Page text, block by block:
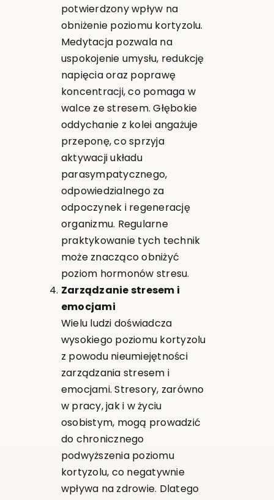
potwierdzony wpływ na
obniżenie poziomu kortyzolu.
Medytacja pozwala na
uspokojenie umysłu, redukcję
napięcia oraz poprawę
koncentracji, co pomaga w
walce ze stresem. Głębokie
oddychanie z kolei angażuje
przeponę, co sprzyja
aktywacji układu
parasympatycznego,
odpowiedzialnego za
odpoczynek i regenerację
organizmu. Regularne
praktykowanie tych technik
może znacząco obniżyć
poziom hormonów stresu.
Zarządzanie stresem i
emocjami
Wielu ludzi doświadcza
wysokiego poziomu kortyzolu
z powodu nieumiejętności
zarządzania stresem i
emocjami. Stresory, zarówno
w pracy, jak i w życiu
osobistym, mogą prowadzić
do chronicznego
podwyższenia poziomu
kortyzolu, co negatywnie
wpływa na zdrowie. Dlatego